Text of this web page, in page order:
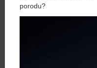
porodu?